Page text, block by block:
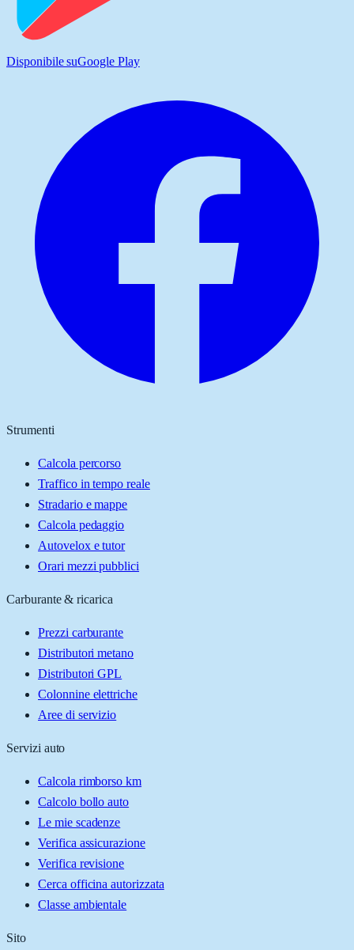
Disponibile suGoogle Play
Strumenti
Calcola percorso
Traffico in tempo reale
Stradario e mappe
Calcola pedaggio
Autovelox e tutor
Orari mezzi pubblici
Carburante & ricarica
Prezzi carburante
Distributori metano
Distributori GPL
Colonnine elettriche
Aree di servizio
Servizi auto
Calcola rimborso km
Calcolo bollo auto
Le mie scadenze
Verifica assicurazione
Verifica revisione
Cerca officina autorizzata
Classe ambientale
Sito